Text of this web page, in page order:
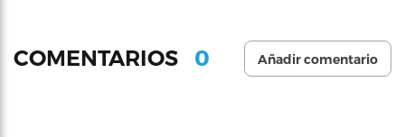
COMENTARIOS 0 Añadir comentario